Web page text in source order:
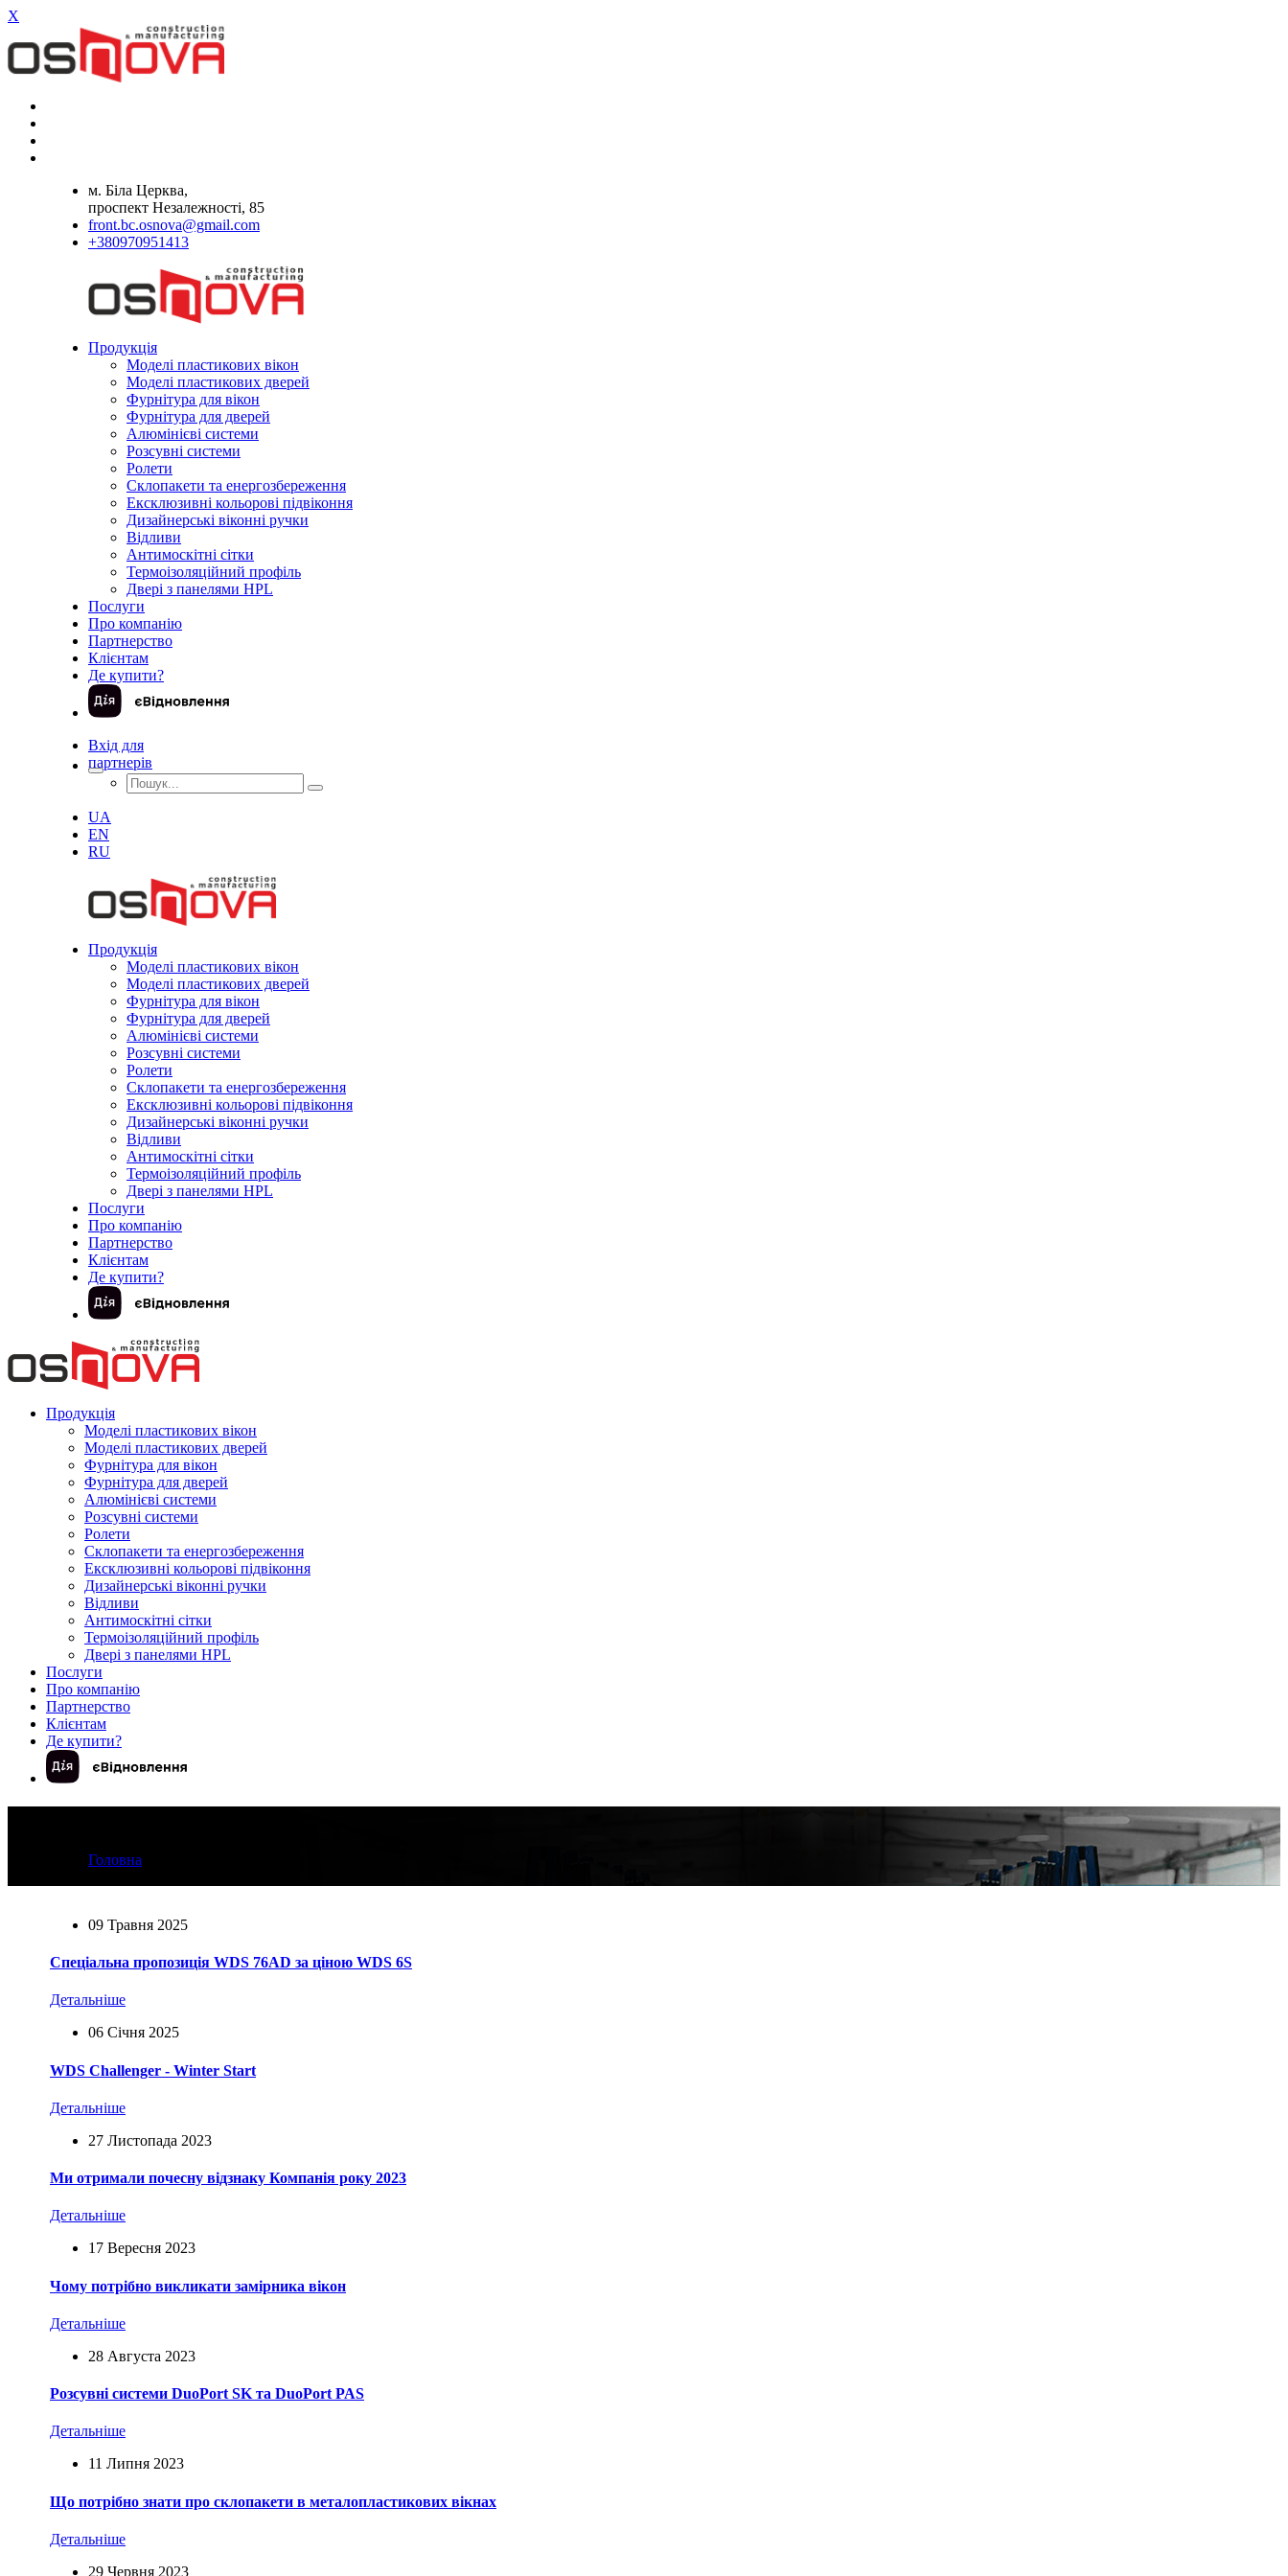
X
м. Біла Церква,
проспект Незалежності, 85
front.bc.osnova@gmail.com
+380970951413
Продукція
Моделі пластикових вікон
Моделі пластикових дверей
Фурнітура для вікон
Фурнітура для дверей
Алюмінієві системи
Розсувні системи
Ролети
Склопакети та енергозбереження
Ексклюзивні кольорові підвіконня
Дизайнерські віконні ручки
Відливи
Антимоскітні сітки
Термоізоляційний профіль
Двері з панелями HPL
Послуги
Про компанію
Партнерство
Клієнтам
Де купити?
Вхід для
партнерів
UA
EN
RU
Продукція
Моделі пластикових вікон
Моделі пластикових дверей
Фурнітура для вікон
Фурнітура для дверей
Алюмінієві системи
Розсувні системи
Ролети
Склопакети та енергозбереження
Ексклюзивні кольорові підвіконня
Дизайнерські віконні ручки
Відливи
Антимоскітні сітки
Термоізоляційний профіль
Двері з панелями HPL
Послуги
Про компанію
Партнерство
Клієнтам
Де купити?
Продукція
Моделі пластикових вікон
Моделі пластикових дверей
Фурнітура для вікон
Фурнітура для дверей
Алюмінієві системи
Розсувні системи
Ролети
Склопакети та енергозбереження
Ексклюзивні кольорові підвіконня
Дизайнерські віконні ручки
Відливи
Антимоскітні сітки
Термоізоляційний профіль
Двері з панелями HPL
Послуги
Про компанію
Партнерство
Клієнтам
Де купити?
Головна
09 Травня 2025
Cпеціальна пропозиція WDS 76AD за ціною WDS 6S
Детальніше
06 Січня 2025
WDS Challenger - Winter Start
Детальніше
27 Листопада 2023
Ми отримали почесну відзнаку Компанія року 2023
Детальніше
17 Вересня 2023
Чому потрібно викликати замірника вікон
Детальніше
28 Августа 2023
Розсувні системи DuoPort SK та DuoPort PAS
Детальніше
11 Липня 2023
Що потрібно знати про склопакети в металопластикових вікнах
Детальніше
29 Червня 2023